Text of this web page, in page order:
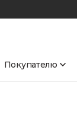
Покупателю